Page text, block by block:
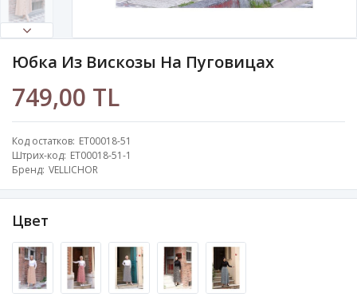
Юбка Из Вискозы На Пуговицах
749,00 TL
Код остатков ET00018-51
Штрих-код ET00018-51-1
Бренд VELLICHOR
Цвет